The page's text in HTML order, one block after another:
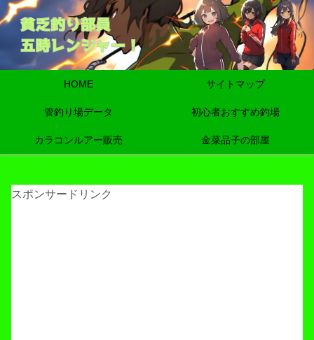
HOME サイトマップ
管釣り場データ 初心者おすすめ釣場
カラコンルアー販売 金菜品子の部屋
スポンサードリンク